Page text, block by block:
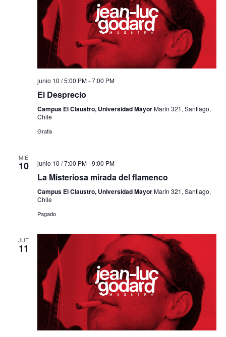
junio 10 / 5:00 PM-7:00 PM
El Desprecio
Campus El Claustro, Universidad MayorMarín 321, Santiago,
Chile
Gratis
MIÉ
10 junio 10 / 7:00 PM-9:00 PM
La Misteriosa mirada del flamenco
Campus El Claustro, Universidad MayorMarín 321, Santiago,
Chile
Pagado
JUE
11